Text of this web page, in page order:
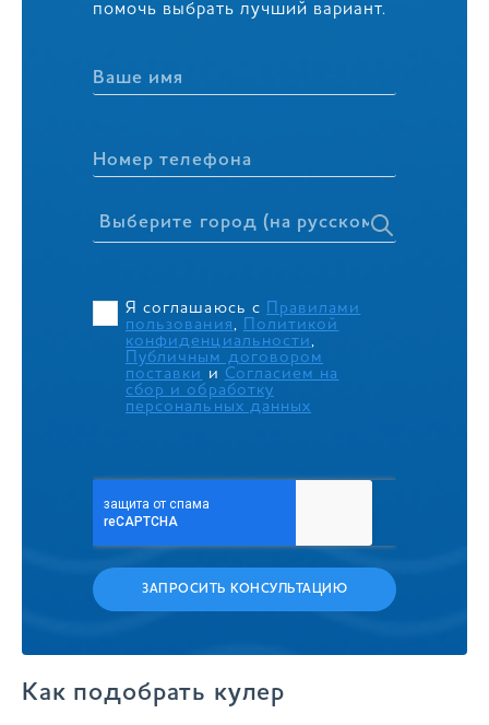
помочь выбрать лучший вариант.
Ваше имя
Номер телефона
Я соглашаюсь с Правилами
пользования, Политикой
конфиденциальности,
Публичным договором
поставки и Согласием на
сбор и обработку
персональных данных
ЗАПРОСИТЬ КОНСУЛЬТАЦИЮ
Как подобрать кулер